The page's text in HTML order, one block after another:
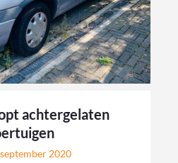
achtergelaten
2020